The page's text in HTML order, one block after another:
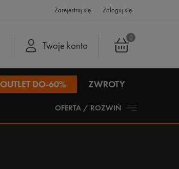
Zarejestruj się Zaloguj się
0
Twoje konto
OUTLET DO-60% ZWROTY
OFERTA / ROZWIŃ